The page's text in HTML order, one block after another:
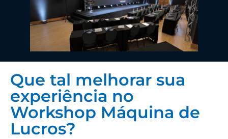
Que tal melhorar sua
experiência no
Workshop Máquina de
Lucros?